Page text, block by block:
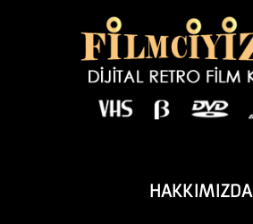
HAKKIMIZDA